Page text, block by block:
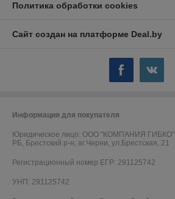
Политика обработки cookies
Сайт создан на платформе Deal.by
Информация для покупателя
Юридическое лицо: OOO "КОМПАНИЯ ГИБКО"
РБ, Брестский р-н, аг.Черни, ул.Брестская, 21
Регистрационный номер ЕГР: 291125742
УНП: 291125742